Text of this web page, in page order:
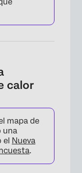
calor
mapa de
una
el Nueva
.